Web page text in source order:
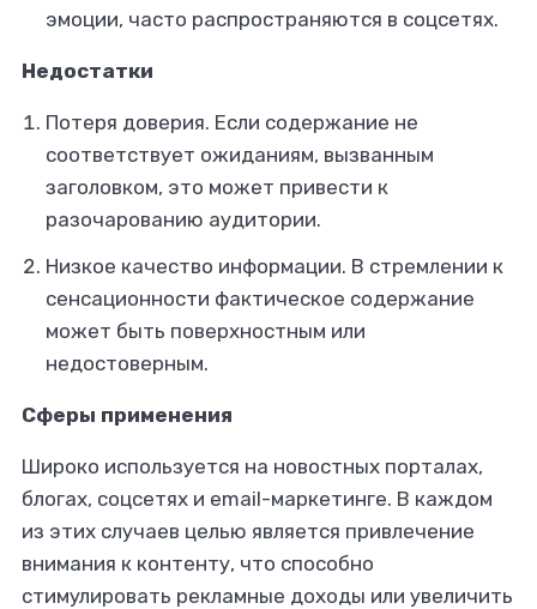
эмоции, часто распространяются в соцсетях.
Недостатки
Потеря доверия. Если содержание не
соответствует ожиданиям, вызванным
заголовком, это может привести к
разочарованию аудитории.
Низкое качество информации. В стремлении к
сенсационности фактическое содержание
может быть поверхностным или
недостоверным.
Сферы применения
Широко используется на новостных порталах,
блогах, соцсетях и email-маркетинге. В каждом
из этих случаев целью является привлечение
внимания к контенту, что способно
стимулировать рекламные доходы или увеличить